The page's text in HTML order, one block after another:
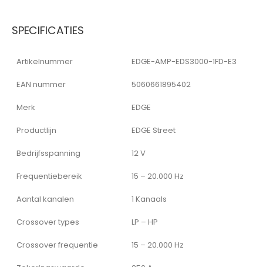
SPECIFICATIES
Artikelnummer EDGE-AMP-EDS3000-1FD-E3
EAN nummer 5060661895402
Merk EDGE
Productlijn EDGE Street
Bedrijfsspanning 12 V
Frequentiebereik 15 – 20.000 Hz
Aantal kanalen 1 Kanaals
Crossover types LP – HP
Crossover frequentie 15 – 20.000 Hz